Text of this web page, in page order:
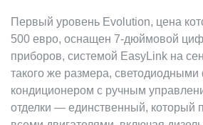
Первый уровень Evolution, цена
500 евро, оснащен 7-дюймовой
приборов, системой EasyLink на
такого же размера,
кондиционером с ручным
отделки — единственный, который